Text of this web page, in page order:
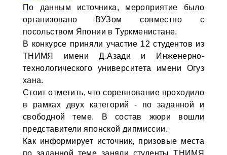
По данным источника, мероприятие было
организовано ВУЗом совместно с
посольством Японии в Туркменистане.
В конкурсе приняли участие 12 студентов из
ТНИМЯ имени Д.Азади и Инженерно-
технологического университета имени Огуз
хана.
Стоит отметить, что соревнование проходило
в рамках двух категорий - по заданной и
свободной теме. В состав жюри вошли
представители японской дипмиссии.
Как информирует источник, призовые места
по заданной теме заняли студенты ТНИМЯ